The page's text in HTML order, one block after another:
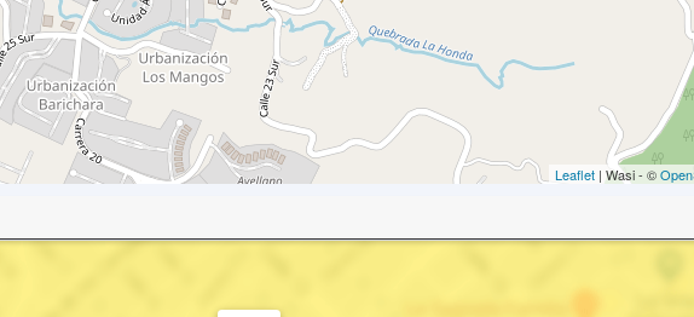
Leaflet | Wasi - ©